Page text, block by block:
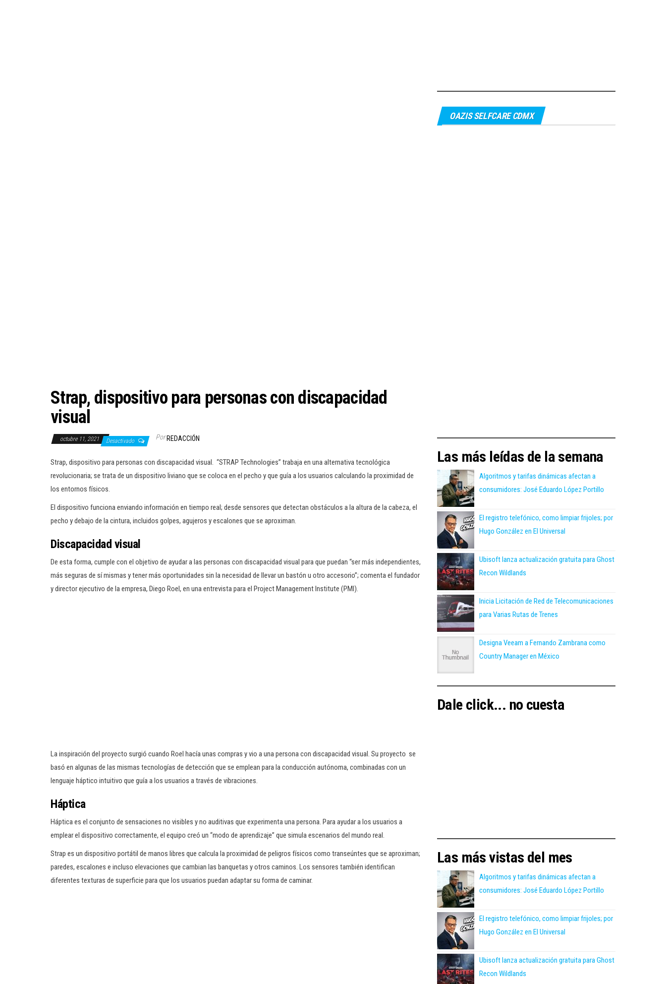
Strap, dispositivo para personas con discapacidad
visual
octubre 11, 2021 Desactivado Por REDACCIÓN
Strap, dispositivo para personas con discapacidad visual. “STRAP Technologies” trabaja en una alternativa tecnológica
revolucionaria; se trata de un dispositivo liviano que se coloca en el pecho y que guía a los usuarios calculando la proximidad de
los entornos físicos.
El dispositivo funciona enviando información en tiempo real; desde sensores que detectan obstáculos a la altura de la cabeza, el
pecho y debajo de la cintura, incluidos golpes, agujeros y escalones que se aproximan.
Discapacidad visual
De esta forma, cumple con el objetivo de ayudar a las personas con discapacidad visual para que puedan “ser más independientes,
más seguras de sí mismas y tener más oportunidades sin la necesidad de llevar un bastón u otro accesorio”; comenta el fundador
y director ejecutivo de la empresa, Diego Roel, en una entrevista para el Project Management Institute (PMI).
La inspiración del proyecto surgió cuando Roel hacía unas compras y vio a una persona con discapacidad visual. Su proyecto se
basó en algunas de las mismas tecnologías de detección que se emplean para la conducción autónoma, combinadas con un
lenguaje háptico intuitivo que guía a los usuarios a través de vibraciones.
Háptica
Háptica es el conjunto de sensaciones no visibles y no auditivas que experimenta una persona. Para ayudar a los usuarios a
emplear el dispositivo correctamente, el equipo creó un “modo de aprendizaje” que simula escenarios del mundo real.
Strap es un dispositivo portátil de manos libres que calcula la proximidad de peligros físicos como transeúntes que se aproximan;
paredes, escalones e incluso elevaciones que cambian las banquetas y otros caminos. Los sensores también identifican
diferentes texturas de superficie para que los usuarios puedan adaptar su forma de caminar.
OAZIS SELFCARE CDMX
Las más leídas de la semana
Algoritmos y tarifas dinámicas afectan a
consumidores: José Eduardo López Portillo
El registro telefónico, como limpiar frijoles; por
Hugo González en El Universal
Ubisoft lanza actualización gratuita para Ghost
Recon Wildlands
Inicia Licitación de Red de Telecomunicaciones
para Varias Rutas de Trenes
Designa Veeam a Fernando Zambrana como
Country Manager en México
Dale click... no cuesta
Las más vistas del mes
Algoritmos y tarifas dinámicas afectan a
consumidores: José Eduardo López Portillo
El registro telefónico, como limpiar frijoles; por
Hugo González en El Universal
Ubisoft lanza actualización gratuita para Ghost
Recon Wildlands